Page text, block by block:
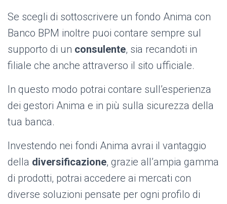
Se scegli di sottoscrivere un fondo Anima con
Banco BPM inoltre puoi contare sempre sul
supporto di un consulente, sia recandoti in
filiale che anche attraverso il sito ufficiale.
In questo modo potrai contare sull’esperienza
dei gestori Anima e in più sulla sicurezza della
tua banca.
Investendo nei fondi Anima avrai il vantaggio
della diversificazione, grazie all’ampia gamma
di prodotti, potrai accedere ai mercati con
diverse soluzioni pensate per ogni profilo di